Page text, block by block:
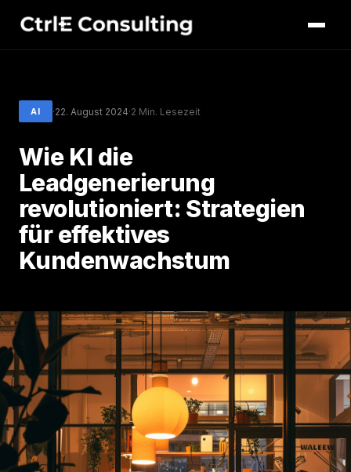
AI ·22. August 2024·2 Min. Lesezeit
Wie KI die
Leadgenerierung
revolutioniert: Strategien
für effektives
Kundenwachstum